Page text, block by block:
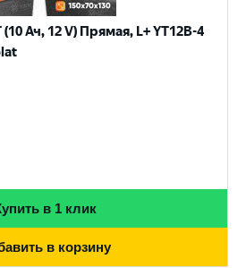
Ач, 12 V) Прямая, L+ YT12B-4
в 1 клик
в корзину